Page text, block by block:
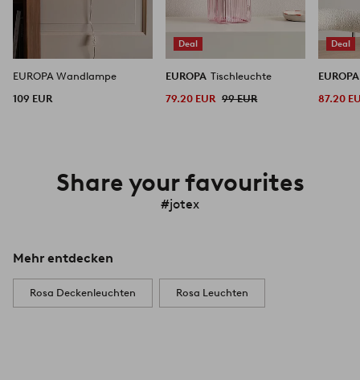
EUROPA Wandlampe
109 EUR
Deal
EUROPA Tischleuchte
79.20 EUR 99 EUR
Deal
87.20
Share your favourites
#jotex
Mehr entdecken
Rosa Deckenleuchten Rosa Leuchten